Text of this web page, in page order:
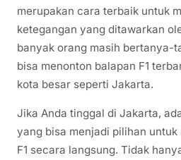
merupakan cara terbaik untuk
ketegangan yang ditawarkan
banyak orang masih bertanya-
bisa menonton balapan F1
kota besar seperti Jakarta.
Jika Anda tinggal di Jakarta,
yang bisa menjadi pilihan
F1 secara langsung. Tidak